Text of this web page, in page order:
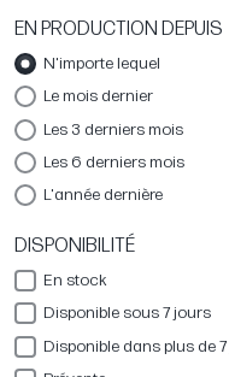
EN PRODUCTION DEPUIS
N'importe lequel
Le mois dernier
Les 3 derniers mois
Les 6 derniers mois
L'année dernière
DISPONIBILITÉ
En stock
Disponible sous 7 jours
Disponible dans plus de